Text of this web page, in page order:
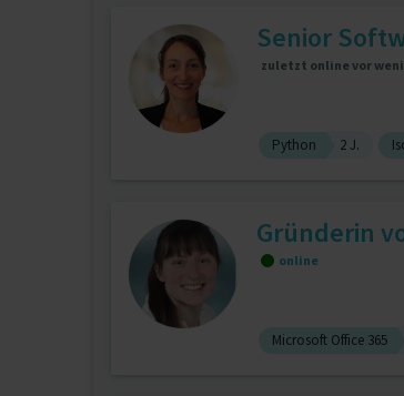
Senior
zuletzt online vor
Python 2 J.
Gründerin
online
Microsoft Office 365